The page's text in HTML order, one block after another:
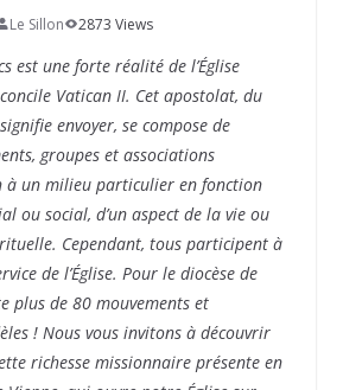
Le Sillon 2873 Views
est une forte réalité de l’Église
Vatican II. Cet apostolat, du
envoyer, se compose de
groupes et associations
à un milieu particulier en fonction
ou social, d’un aspect de la vie ou
Cependant, tous participent à
de l’Église. Pour le diocèse de
plus de 80 mouvements et
! Nous vous invitons à découvrir
richesse missionnaire présente en